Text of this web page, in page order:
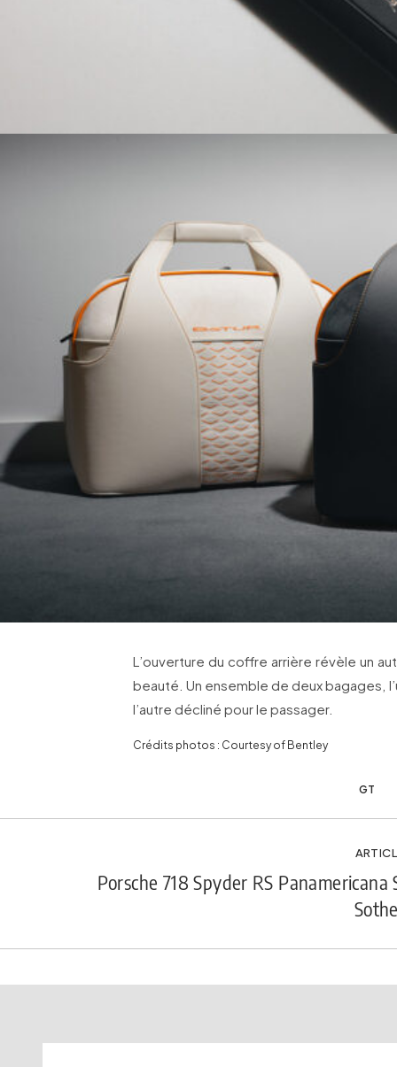
L’ouverture du coffre arrière révèle un
beauté. Un ensemble de deux bagages,
l’autre décliné pour le passager.
Crédits photos : Courtesy of Bentley
GT
Porsche 718 Spyder RS Panamericana